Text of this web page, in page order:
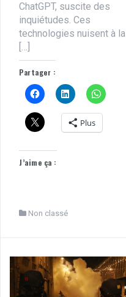
ChatGPT, suscite des
inquiétudes. Ces
technologies nuisent à la
[…]
Partager :
Plus
J’aime ça :
Non classé